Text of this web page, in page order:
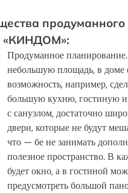
продуманного
Продуманное
небольшую площадь, в доме
возможность, например,
большую кухню, гостиную
с санузлом, достаточно
двери, которые не будут
что — бе не занимать
полезное пространство. В
будет окно, а в гостиной
предусмотреть большой